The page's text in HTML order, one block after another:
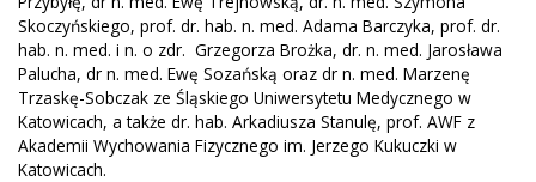
Skoczyńskiego, prof. dr. hab. n. med. Adama Barczyka, prof. dr.
hab. n. med. i n. o zdr. Grzegorza Brożka, dr. n. med. Jarosława
Palucha, dr n. med. Ewę Sozańską oraz dr n. med. Marzenę
Trzaskę-Sobczak ze Śląskiego Uniwersytetu Medycznego w
Katowicach, a także dr. hab. Arkadiusza Stanulę, prof. AWF z
Akademii Wychowania Fizycznego im. Jerzego Kukuczki w
Katowicach.